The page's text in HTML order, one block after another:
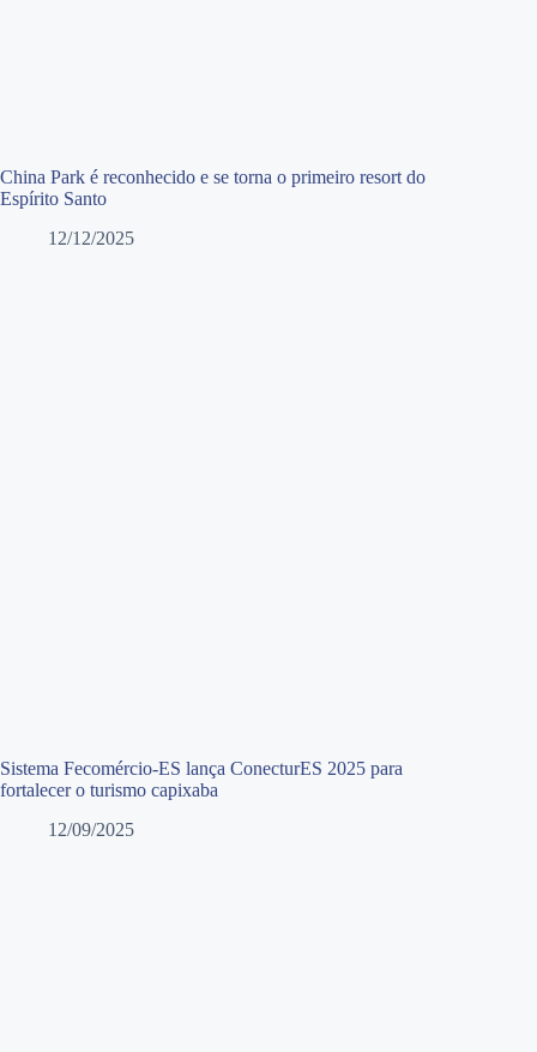
China Park é reconhecido e se torna o primeiro resort do
Espírito Santo
12/12/2025
Sistema Fecomércio-ES lança ConecturES 2025 para
fortalecer o turismo capixaba
12/09/2025